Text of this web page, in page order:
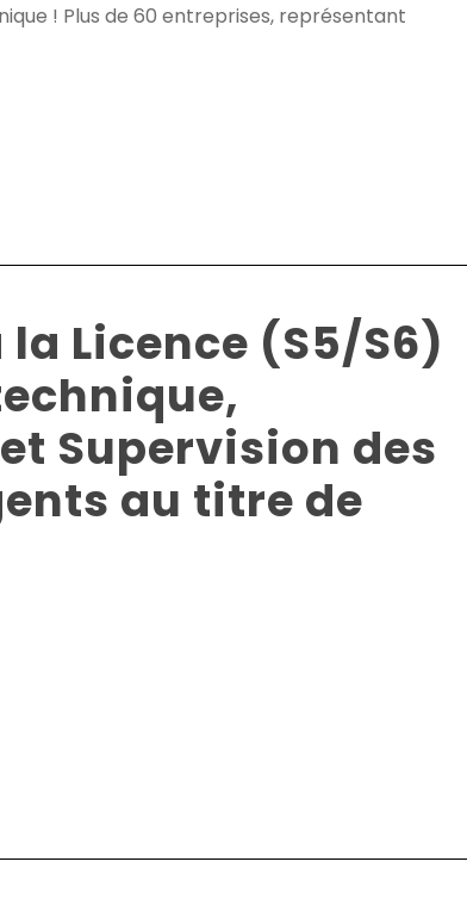
! Plus de 60 entreprises, représentant
Licence (S5/S6)
Supervision des
au titre de